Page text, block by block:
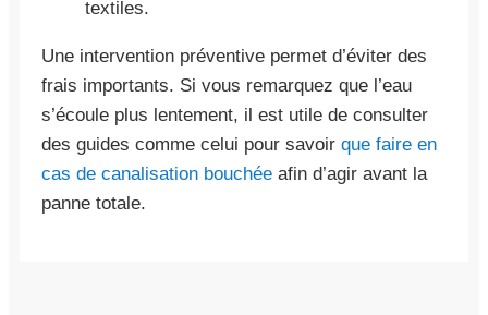
textiles.
Une intervention préventive permet d’éviter des
frais importants. Si vous remarquez que l’eau
s’écoule plus lentement, il est utile de consulter
des guides comme celui pour savoir que faire en
cas de canalisation bouchée afin d’agir avant la
panne totale.